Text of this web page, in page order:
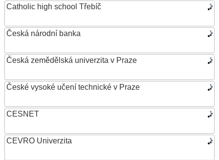
Catholic high school Třebíč
Česká národní banka
Česká zemědělská univerzita v Praze
České vysoké učení technické v Praze
CESNET
CEVRO Univerzita